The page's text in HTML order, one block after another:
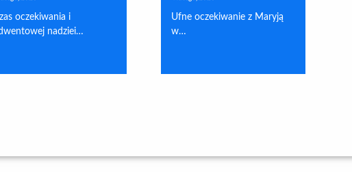
oczekiwania i
nadziei…
Ufne oczekiwanie z Maryją
w…